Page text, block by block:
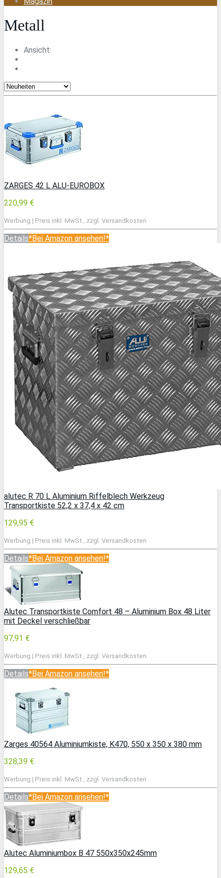
Metall
Ansicht:
ZARGES 42 L ALU-EUROBOX
220,99 €
Werbung | Preis inkl. MwSt., zzgl. Versandkosten
Details*Bei Amazon ansehen!*
alutec R 70 L Aluminium Riffelblech Werkzeug
Transportkiste 52,2 x 37,4 x 42 cm
129,95 €
Werbung | Preis inkl. MwSt., zzgl. Versandkosten
Details*Bei Amazon ansehen!*
Alutec Transportkiste Comfort 48 – Aluminium Box 48 Liter
mit Deckel verschließbar
97,91 €
Werbung | Preis inkl. MwSt., zzgl. Versandkosten
Details*Bei Amazon ansehen!*
Zarges 40564 Aluminiumkiste, K470, 550 x 350 x 380 mm
328,39 €
Werbung | Preis inkl. MwSt., zzgl. Versandkosten
Details*Bei Amazon ansehen!*
Alutec Aluminiumbox B 47 550x350x245mm
129,65 €